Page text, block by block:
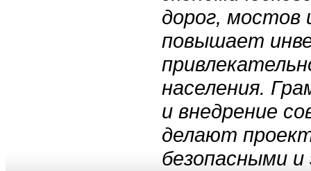
дорог, мостов
повышает
населения.
и внедрение
делают
безопасными